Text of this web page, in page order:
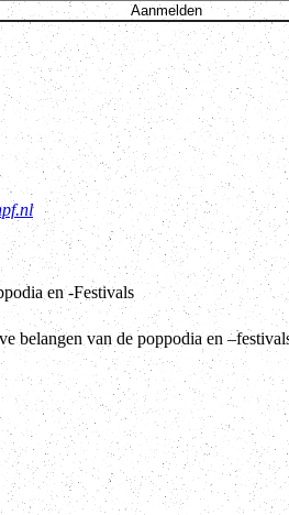
Aanmelden
en -Festivals
belangen van de poppodia en